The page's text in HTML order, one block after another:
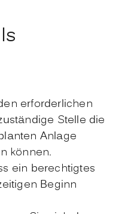
erforderlichen
Stelle die
Anlage
können.
ein berechtigtes
Beginn